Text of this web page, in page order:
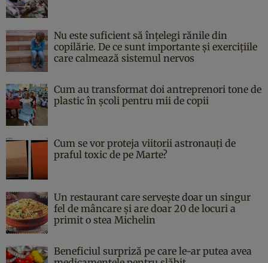
Nu este suficient să înțelegi rănile din
copilărie. De ce sunt importante și exercițiile
care calmează sistemul nervos
Cum au transformat doi antreprenori tone de
plastic în școli pentru mii de copii
Cum se vor proteja viitorii astronauți de
praful toxic de pe Marte?
Un restaurant care servește doar un singur
fel de mâncare și are doar 20 de locuri a
primit o stea Michelin
Beneficiul surpriză pe care le-ar putea avea